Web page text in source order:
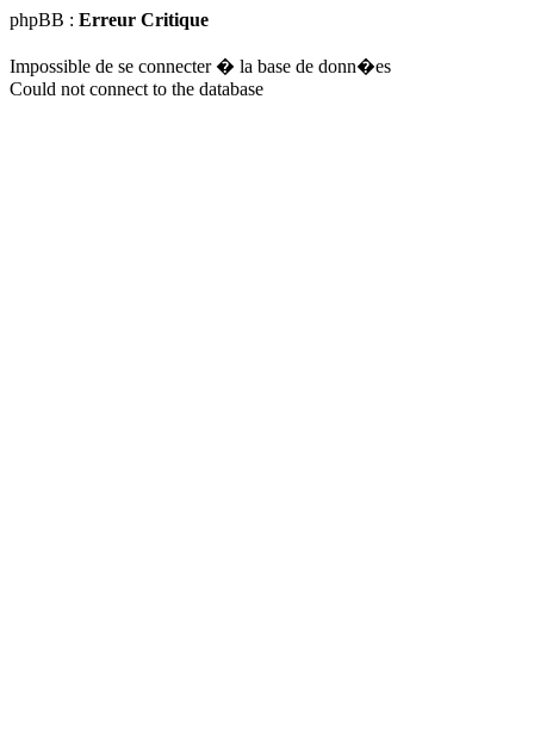
phpBB : Erreur Critique
Impossible de se connecter � la base de donn�es
Could not connect to the database